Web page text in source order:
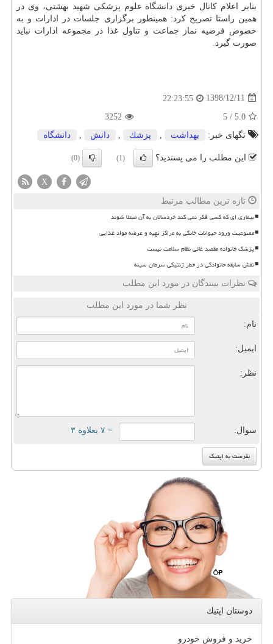
بنابر اعلام كانال خبری دانشگاه علوم پزشكی شهید بهشتی، وی در
همین راستا تصریح كرد: همینطور برگزاری جلسات در ادارات و به
خصوص فرضیه نماز جماعت و تناول غذا در مجموعه ادارات نباید
صورت گیرد.
1398/12/11
22:23:55
5.0
/
5
3252
تگهای خبر:
بهداشت پزشك دانش دانشگاه
این مطلب را می پسندید؟ (1)
(0)
X
تازه ترین مطالب مرتبط
بیماری ای که کسی فکر نمی کند خردسالان به آن مبتلا شوند
ممنوعیت ورود حیوانات خانگی به مراکز تهیه و عرضه مواد غذایی
پزشک خانواده مقصد غائی نظام سلامت نیست
نقش سابقه خانوادگی در خطر ژنتیکی سرطان سینه
نظرات بینندگان در مورد این مطلب
نظر شما در مورد این مطلب
نام:
ایمیل:
نظر:
سوال: = ۷ بعلاوه ۳
دوستان اپتیك
خرید و فروش خودرو